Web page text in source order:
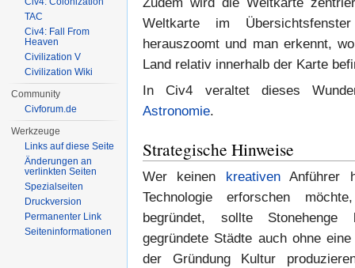
Zudem wird die Weltkarte
Weltkarte im
herauszoomt und man erkennt,
Land relativ innerhalb der Karte
In Civ4 veraltet dieses
Astronomie.
Strategische Hinweise
Wer keinen kreativenAnführer
Technologie erforschen
begründet, sollte
gegründete Städte auch ohne
der Gründung Kultur
TAC
Civ4: Fall From
Heaven
Civilization V
Civilization Wiki
Community
Civforum.de
Werkzeuge
Links auf diese Seite
Änderungen an
verlinkten Seiten
Spezialseiten
Druckversion
Permanenter Link
Seiten­informationen